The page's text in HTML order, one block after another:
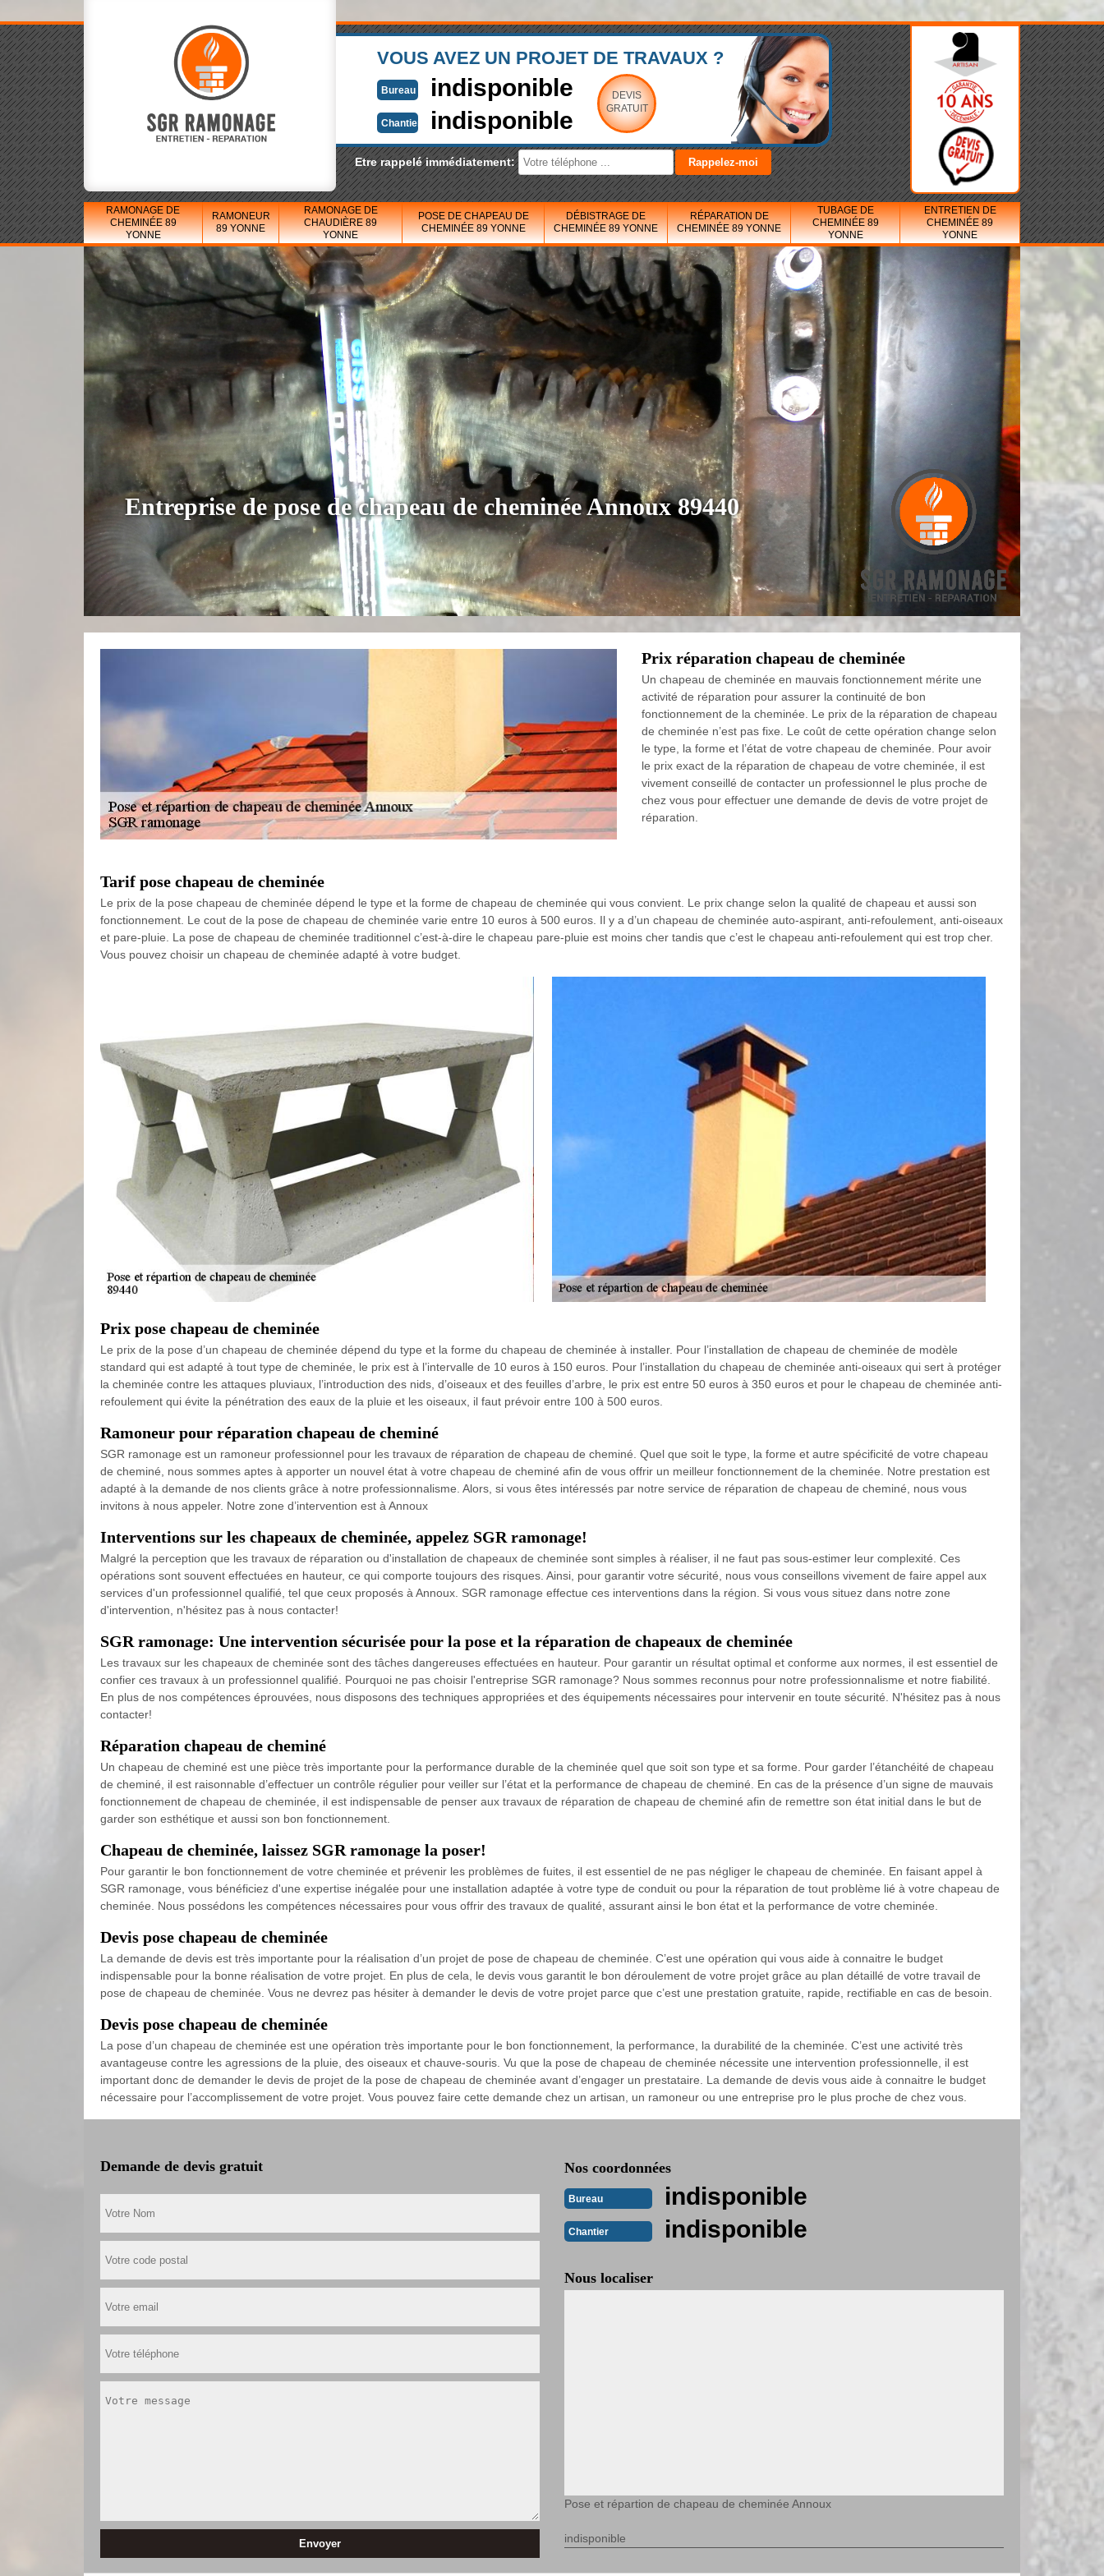
VOUS AVEZ UN PROJET DE TRAVAUX ?
Bureau indisponible
Chantier indisponible
DEVIS
GRATUIT
Etre rappelé immédiatement:
RAMONAGE DE
CHEMINÉE 89
YONNE
RAMONEUR
89 YONNE
RAMONAGE DE
CHAUDIÈRE 89
YONNE
POSE DE CHAPEAU DE
CHEMINÉE 89 YONNE
DÉBISTRAGE DE
CHEMINÉE 89 YONNE
RÉPARATION DE
CHEMINÉE 89 YONNE
TUBAGE DE
CHEMINÉE 89
YONNE
ENTRETIEN DE
CHEMINÉE 89
YONNE
Entreprise de pose de chapeau de cheminée Annoux 89440
Prix réparation chapeau de cheminée
Un chapeau de cheminée en mauvais fonctionnement mérite une
activité de réparation pour assurer la continuité de bon
fonctionnement de la cheminée. Le prix de la réparation de chapeau
de cheminée n’est pas fixe. Le coût de cette opération change selon
le type, la forme et l’état de votre chapeau de cheminée. Pour avoir
le prix exact de la réparation de chapeau de votre cheminée, il est
vivement conseillé de contacter un professionnel le plus proche de
chez vous pour effectuer une demande de devis de votre projet de
réparation.
Tarif pose chapeau de cheminée
Le prix de la pose chapeau de cheminée dépend le type et la forme de chapeau de cheminée qui vous convient. Le prix change selon la qualité de chapeau et aussi son
fonctionnement. Le cout de la pose de chapeau de cheminée varie entre 10 euros à 500 euros. Il y a d’un chapeau de cheminée auto-aspirant, anti-refoulement, anti-oiseaux
et pare-pluie. La pose de chapeau de cheminée traditionnel c’est-à-dire le chapeau pare-pluie est moins cher tandis que c’est le chapeau anti-refoulement qui est trop cher.
Vous pouvez choisir un chapeau de cheminée adapté à votre budget.
Prix pose chapeau de cheminée
Le prix de la pose d’un chapeau de cheminée dépend du type et la forme du chapeau de cheminée à installer. Pour l’installation de chapeau de cheminée de modèle
standard qui est adapté à tout type de cheminée, le prix est à l’intervalle de 10 euros à 150 euros. Pour l’installation du chapeau de cheminée anti-oiseaux qui sert à protéger
la cheminée contre les attaques pluviaux, l’introduction des nids, d’oiseaux et des feuilles d’arbre, le prix est entre 50 euros à 350 euros et pour le chapeau de cheminée anti-
refoulement qui évite la pénétration des eaux de la pluie et les oiseaux, il faut prévoir entre 100 à 500 euros.
Ramoneur pour réparation chapeau de cheminé
SGR ramonage est un ramoneur professionnel pour les travaux de réparation de chapeau de cheminé. Quel que soit le type, la forme et autre spécificité de votre chapeau
de cheminé, nous sommes aptes à apporter un nouvel état à votre chapeau de cheminé afin de vous offrir un meilleur fonctionnement de la cheminée. Notre prestation est
adapté à la demande de nos clients grâce à notre professionnalisme. Alors, si vous êtes intéressés par notre service de réparation de chapeau de cheminé, nous vous
invitons à nous appeler. Notre zone d’intervention est à Annoux
Interventions sur les chapeaux de cheminée, appelez SGR ramonage!
Malgré la perception que les travaux de réparation ou d'installation de chapeaux de cheminée sont simples à réaliser, il ne faut pas sous-estimer leur complexité. Ces
opérations sont souvent effectuées en hauteur, ce qui comporte toujours des risques. Ainsi, pour garantir votre sécurité, nous vous conseillons vivement de faire appel aux
services d'un professionnel qualifié, tel que ceux proposés à Annoux. SGR ramonage effectue ces interventions dans la région. Si vous vous situez dans notre zone
d'intervention, n'hésitez pas à nous contacter!
SGR ramonage: Une intervention sécurisée pour la pose et la réparation de chapeaux de cheminée
Les travaux sur les chapeaux de cheminée sont des tâches dangereuses effectuées en hauteur. Pour garantir un résultat optimal et conforme aux normes, il est essentiel de
confier ces travaux à un professionnel qualifié. Pourquoi ne pas choisir l'entreprise SGR ramonage? Nous sommes reconnus pour notre professionnalisme et notre fiabilité.
En plus de nos compétences éprouvées, nous disposons des techniques appropriées et des équipements nécessaires pour intervenir en toute sécurité. N'hésitez pas à nous
contacter!
Réparation chapeau de cheminé
Un chapeau de cheminé est une pièce très importante pour la performance durable de la cheminée quel que soit son type et sa forme. Pour garder l’étanchéité de chapeau
de cheminé, il est raisonnable d’effectuer un contrôle régulier pour veiller sur l’état et la performance de chapeau de cheminé. En cas de la présence d’un signe de mauvais
fonctionnement de chapeau de cheminée, il est indispensable de penser aux travaux de réparation de chapeau de cheminé afin de remettre son état initial dans le but de
garder son esthétique et aussi son bon fonctionnement.
Chapeau de cheminée, laissez SGR ramonage la poser!
Pour garantir le bon fonctionnement de votre cheminée et prévenir les problèmes de fuites, il est essentiel de ne pas négliger le chapeau de cheminée. En faisant appel à
SGR ramonage, vous bénéficiez d'une expertise inégalée pour une installation adaptée à votre type de conduit ou pour la réparation de tout problème lié à votre chapeau de
cheminée. Nous possédons les compétences nécessaires pour vous offrir des travaux de qualité, assurant ainsi le bon état et la performance de votre cheminée.
Devis pose chapeau de cheminée
La demande de devis est très importante pour la réalisation d’un projet de pose de chapeau de cheminée. C’est une opération qui vous aide à connaitre le budget
indispensable pour la bonne réalisation de votre projet. En plus de cela, le devis vous garantit le bon déroulement de votre projet grâce au plan détaillé de votre travail de
pose de chapeau de cheminée. Vous ne devrez pas hésiter à demander le devis de votre projet parce que c’est une prestation gratuite, rapide, rectifiable en cas de besoin.
Devis pose chapeau de cheminée
La pose d’un chapeau de cheminée est une opération très importante pour le bon fonctionnement, la performance, la durabilité de la cheminée. C’est une activité très
avantageuse contre les agressions de la pluie, des oiseaux et chauve-souris. Vu que la pose de chapeau de cheminée nécessite une intervention professionnelle, il est
important donc de demander le devis de projet de la pose de chapeau de cheminée avant d’engager un prestataire. La demande de devis vous aide à connaitre le budget
nécessaire pour l’accomplissement de votre projet. Vous pouvez faire cette demande chez un artisan, un ramoneur ou une entreprise pro le plus proche de chez vous.
Demande de devis gratuit Nos coordonnées
Bureau indisponible
Chantier indisponible
Nous localiser
Pose et répartion de chapeau de cheminée Annoux
indisponible